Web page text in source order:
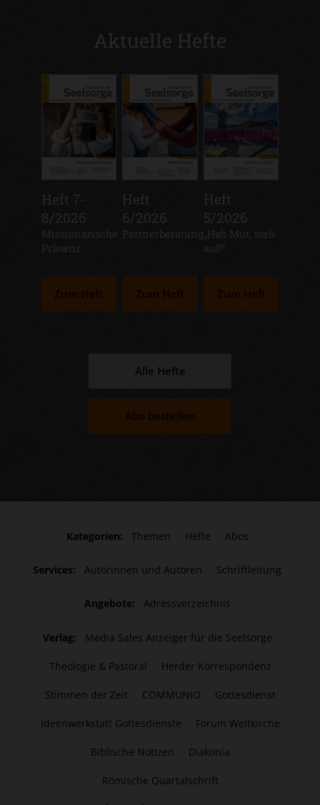
Aktuelle Hefte
Heft 7-
8/2026
:
Missionarische
Präsenz
Zum Heft
Heft
6/2026
:
Partnerberatung
Zum Heft
Heft
5/2026
:
„Hab Mut, steh
auf!“
Zum Heft
Alle Hefte
Abo bestellen
Kategorien: Themen Hefte Abos
Services: Autorinnen und Autoren Schriftleitung
Angebote: Adressverzeichnis
Verlag: Media Sales Anzeiger für die Seelsorge
Theologie & Pastoral Herder Korrespondenz
Stimmen der Zeit COMMUNIO Gottesdienst
Ideenwerkstatt Gottesdienste Forum Weltkirche
Biblische Notizen Diakonia
Römische Quartalschrift